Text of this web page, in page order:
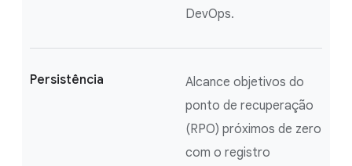
DevOps.
Persistência
Alcance objetivos do
ponto de recuperação
(RPO) próximos de zero
com o registro